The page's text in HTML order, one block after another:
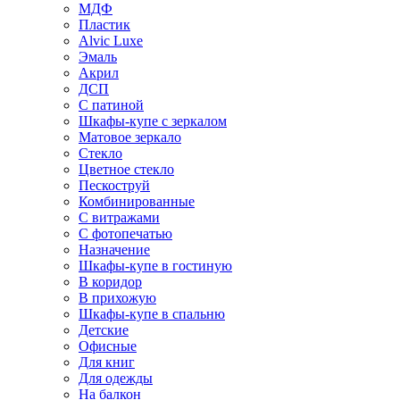
МДФ
Пластик
Alvic Luxe
Эмаль
Акрил
ДСП
С патиной
Шкафы-купе с зеркалом
Матовое зеркало
Стекло
Цветное стекло
Пескоструй
Комбинированные
С витражами
С фотопечатью
Назначение
Шкафы-купе в гостиную
В коридор
В прихожую
Шкафы-купе в спальню
Детские
Офисные
Для книг
Для одежды
На балкон